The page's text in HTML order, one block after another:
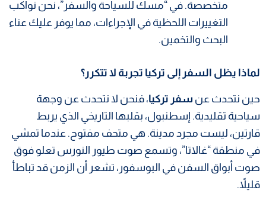
متخصصة. في “مسك للسياحة والسفر”، نحن نواكب
التغييرات اللحظية في الإجراءات، مما يوفر عليك عناء
البحث والتخمين.
لماذا يظل السفر إلى تركيا تجربة لا تتكرر؟
حين نتحدث عن سفر تركيا، فنحن لا نتحدث عن وجهة
سياحية تقليدية. إسطنبول، بقلبها التاريخي الذي يربط
قارتين، ليست مجرد مدينة. هي متحف مفتوح. عندما تمشي
في منطقة “غالاتا”، وتسمع صوت طيور النورس تعلو فوق
صوت أبواق السفن في البوسفور، تشعر أن الزمن قد تباطأ
قليلاً.